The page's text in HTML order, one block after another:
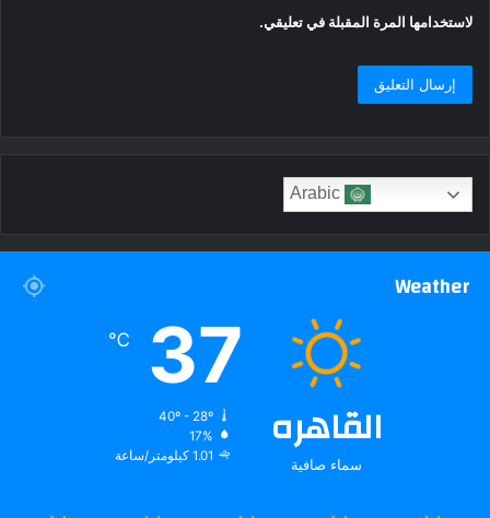
لاستخدامها المرة المقبلة في تعليقي.
Weather
القاهره
سماء صافية
37
℃
40º - 28º
17%
1.01 كيلومتر/ساعة